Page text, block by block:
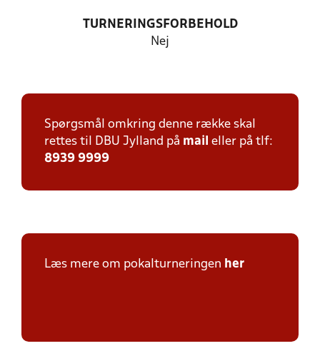
TURNERINGSFORBEHOLD
Nej
Spørgsmål omkring denne række skal
rettes til DBU Jylland på mail eller på tlf:
8939 9999
Læs mere om pokalturneringen her